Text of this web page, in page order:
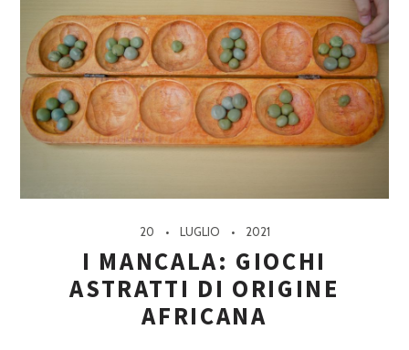
20 LUGLIO 2021
I MANCALA: GIOCHI
ASTRATTI DI ORIGINE
AFRICANA